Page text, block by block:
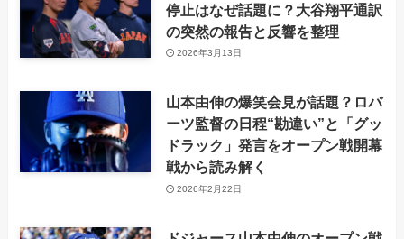
停止はなぜ話題に？大谷翔平通訳
の突然の報告と反響を整理
2026年3月13日
山本由伸の爆笑会見が話題？ロバ
ーツ監督の日程“勘違い”と「グッ
ドラック」発言をオープン戦開幕
戦から読み解く
2026年2月22日